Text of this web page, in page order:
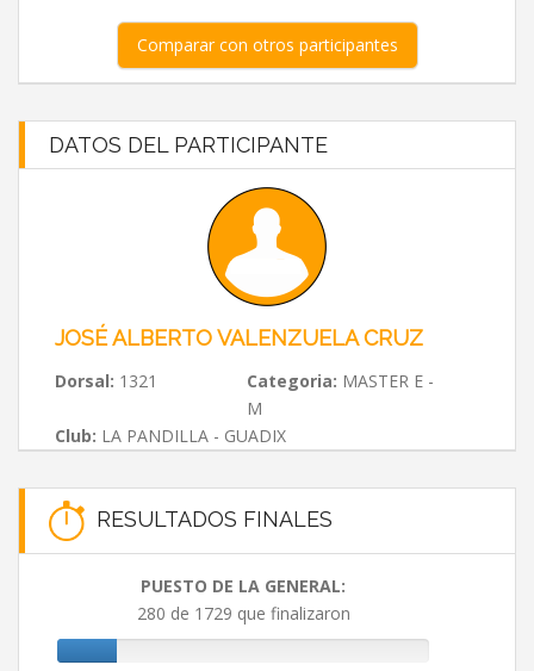
Comparar con otros participantes
DATOS DEL PARTICIPANTE
JOSÉ ALBERTO VALENZUELA CRUZ
Dorsal: 1321 Categoria: MASTER E -
M
Club: LA PANDILLA - GUADIX
RESULTADOS FINALES
PUESTO DE LA GENERAL:
280 de 1729 que finalizaron